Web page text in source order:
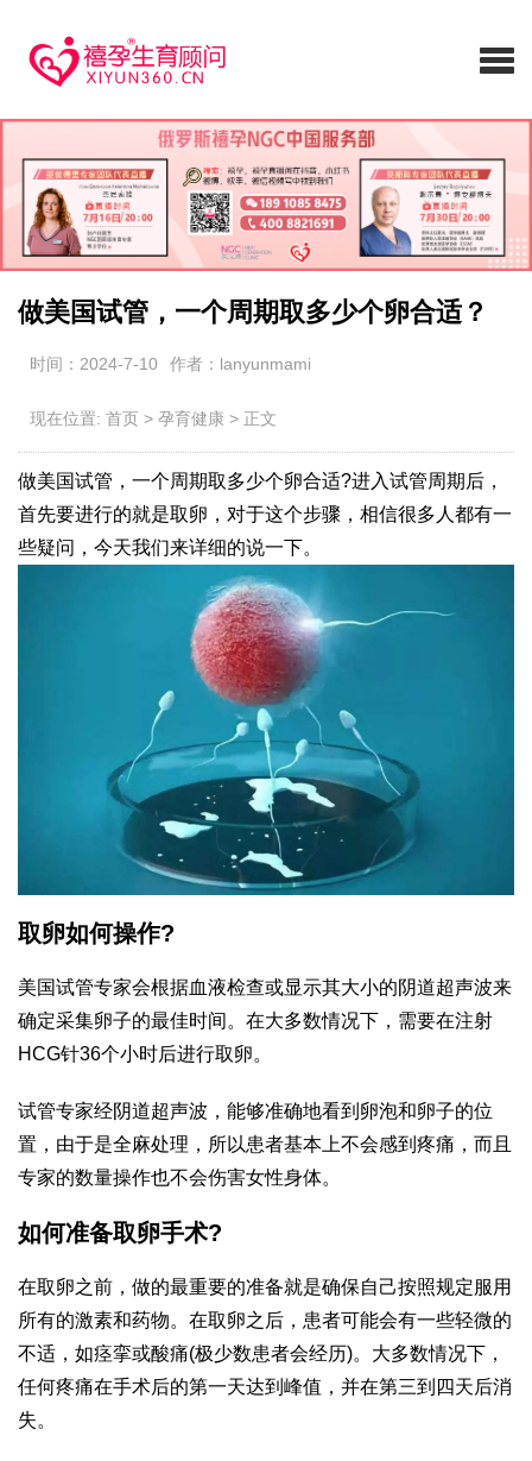
做美国试管，一个周期取多少个卵合适？
时间：2024-7-10 作者：lanyunmami
现在位置: 首页 > 孕育健康 > 正文
做美国试管，一个周期取多少个卵合适?进入试管周期后，
首先要进行的就是取卵，对于这个步骤，相信很多人都有一
些疑问，今天我们来详细的说一下。
取卵如何操作?
美国试管专家会根据血液检查或显示其大小的阴道超声波来
确定采集卵子的最佳时间。在大多数情况下，需要在注射
HCG针36个小时后进行取卵。
试管专家经阴道超声波，能够准确地看到卵泡和卵子的位
置，由于是全麻处理，所以患者基本上不会感到疼痛，而且
专家的数量操作也不会伤害女性身体。
如何准备取卵手术?
在取卵之前，做的最重要的准备就是确保自己按照规定服用
所有的激素和药物。在取卵之后，患者可能会有一些轻微的
不适，如痉挛或酸痛(极少数患者会经历)。大多数情况下，
任何疼痛在手术后的第一天达到峰值，并在第三到四天后消
失。